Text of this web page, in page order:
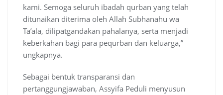
kami. Semoga seluruh ibadah qurban yang telah
ditunaikan diterima oleh Allah Subhanahu wa
Ta’ala, dilipatgandakan pahalanya, serta menjadi
keberkahan bagi para pequrban dan keluarga,”
ungkapnya.
Sebagai bentuk transparansi dan
pertanggungjawaban, Assyifa Peduli menyusun